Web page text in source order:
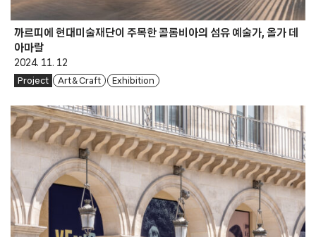
까르띠에 현대미술재단이 주목한 콜롬비아의 섬유 예술가, 올가 데
아마랄
2024. 11. 12
Project Art & Craft Exhibition